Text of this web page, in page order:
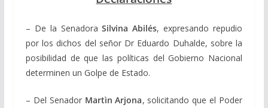
– De la Senadora Silvina Abilés, expresando repudio
por los dichos del señor Dr Eduardo Duhalde, sobre la
posibilidad de que las políticas del Gobierno Nacional
determinen un Golpe de Estado.
– Del SenadorMartìn Arjona, solicitando que el Poder